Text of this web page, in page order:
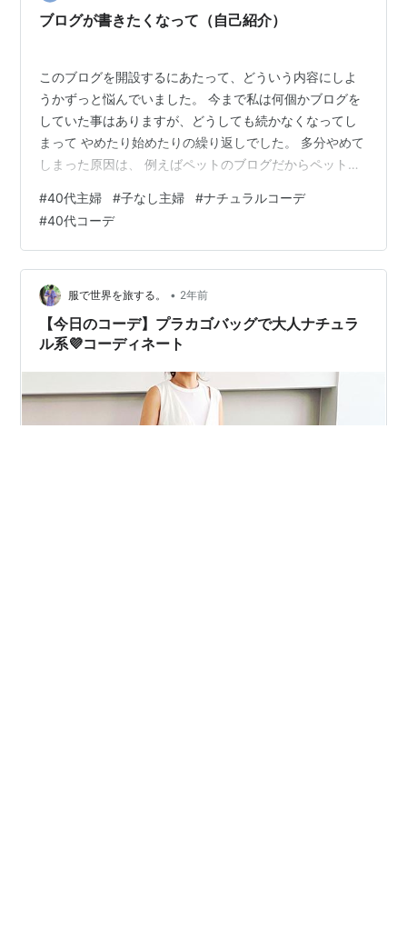
なのですが、最寄りのバスが止ま…
ブログが書きたくなって（自己紹介）
このブログを開設するにあたって、どういう内容にしよ
うかずっと悩んでいました。 今まで私は何個かブログを
していた事はありますが、どうしても続かなくなってし
まって やめたり始めたりの繰り返しでした。 多分やめて
しまった原因は、 例えばペットのブログだからペットの
報を書かなければいけない、とか コメントを返さなけれ
ばいけない、とか（これが一番苦手でした） 自分で自分
を縛りつける事が多かったからだと思います。 それでも
またはじめてみたくなってしまったのは twitterやインス
タグラムではなくてブログを書くことが私には心地が良
いなと思ったからです。 …
#40代主婦 #子なし主婦 #ナチュラルコーデ
#40代コーデ
服で世界を旅する。 • 2年前
【今日のコーデ】プラカゴバッグで大人ナチュラ
ル系💜コーディネート